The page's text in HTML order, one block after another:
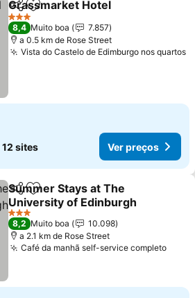
PartilharAdicionar aos favoritos
Grassmarket Hotel
3 Estrelas
8,4 Muito boa
7.857
a 0.5 km de Rose Street
Vista do Castelo de Edimburgo nos quartos
12 sites Ver preços
PartilharAdicionar aos favoritos
Summer Stays at The
University of Edinburgh
3 Estrelas
8,2 Muito boa
10.098
a 2.1 km de Rose Street
Café da manhã self-service completo